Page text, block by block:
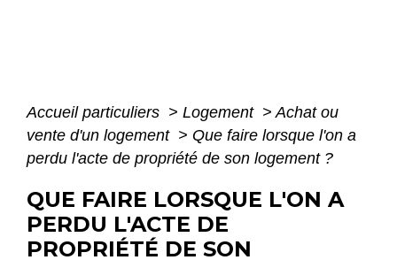
Accueil particuliers > Logement > Achat ou
vente d'un logement > Que faire lorsque l'on a
perdu l'acte de propriété de son logement ?
QUE FAIRE LORSQUE L'ON A
PERDU L'ACTE DE
PROPRIÉTÉ DE SON